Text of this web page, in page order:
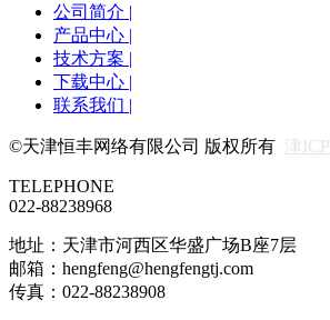
公司简介 |
产品中心 |
技术方案 |
下载中心 |
联系我们 |
©天津恒丰网络有限公司 版权所有 津
TELEPHONE
022-88238968
地址：天津市河西区华盛广场B座7层
邮箱：hengfeng@hengfengtj.com
传真：022-88238908